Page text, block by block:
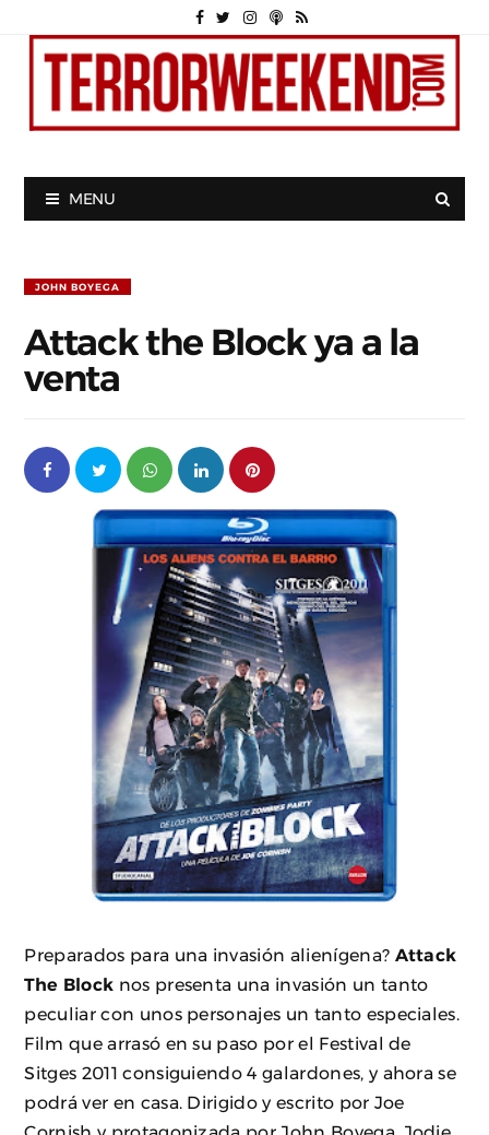
MENU
JOHN BOYEGA
Attack the Block ya a la
venta
Preparados para una invasión alienígena? Attack
The Block nos presenta una invasión un tanto
peculiar con unos personajes un tanto especiales.
Film que arrasó en su paso por el Festival de
Sitges 2011 consiguiendo 4 galardones, y ahora se
podrá ver en casa. Dirigido y escrito por Joe